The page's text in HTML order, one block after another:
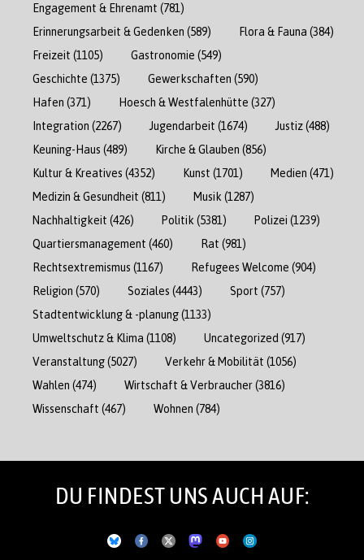
Engagement & Ehrenamt (781)
Erinnerungsarbeit & Gedenken (589) Flora & Fauna (384)
Freizeit (1105) Gastronomie (549)
Geschichte (1375) Gewerkschaften (590)
Hafen (371) Hoesch & Westfalenhütte (327)
Integration (2267) Jugendarbeit (1674) Justiz(488)
Keuning-Haus (489) Kirche & Glauben (856)
Kultur & Kreatives (4352) Kunst (1701) Medien (471)
Medizin & Gesundheit (811) Musik (1287)
Nachhaltigkeit (426) Politik (5381) Polizei (1239)
Quartiersmanagement (460) Rat (981)
Rechtsextremismus (1167) Refugees Welcome (904)
Religion (570) Soziales (4443) Sport (757)
Stadtentwicklung & -planung(1133)
Umweltschutz & Klima (1108) Uncategorized (917)
Veranstaltung(5027) Verkehr & Mobilität (1056)
Wahlen (474) Wirtschaft & Verbraucher(3816)
Wissenschaft (467) Wohnen (784)
DU FINDEST UNS AUCH AUF: